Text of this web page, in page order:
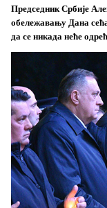
Председник Србије
обележавању Дана
да се никада неће